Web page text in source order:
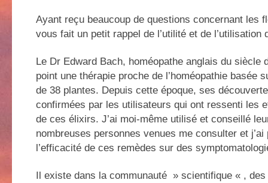
Ayant reçu beaucoup de questions concernant les
vous fait un petit rappel de l’utilité et de l’utilisation
Le Dr Edward Bach, homéopathe anglais du siècle
point une thérapie proche de l’homéopathie basée
de 38 plantes. Depuis cette époque, ses
confirmées par les utilisateurs qui ont ressenti les
de ces élixirs. J’ai moi-même utilisé et conseillé
nombreuses personnes venues me consulter et
l’efficacité de ces remèdes sur des
Il existe dans la communauté » scientifique « ,